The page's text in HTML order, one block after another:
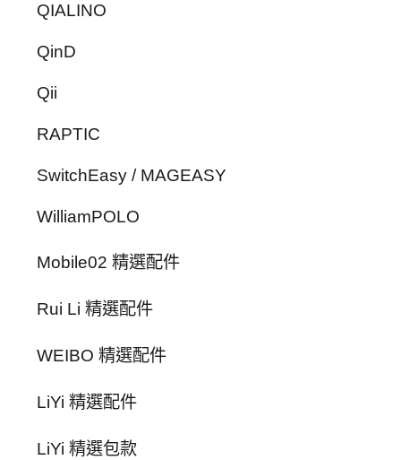
QIALINO
QinD
Qii
RAPTIC
SwitchEasy / MAGEASY
WilliamPOLO
Mobile02 精選配件
Rui Li 精選配件
WEIBO 精選配件
LiYi 精選配件
LiYi 精選包款